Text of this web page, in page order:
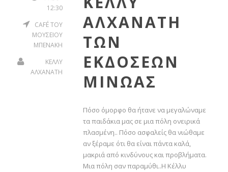
12:30
CAFÉ ΤΟΥ
ΜΟΥΣΕΙΟΥ
ΜΠΕΝΑΚΗ
ΚΕΛΛΥ
ΑΛΧΑΝΑΤΗ
ΑΛΧΑΝΑΤΗ
ΤΩΝ
ΕΚΔΟΣΕΩΝ
ΜΙΝΩΑΣ
Πόσο όμορφο θα ήτανε να μεγαλώναμε
τα παιδάκια μας σε μια πόλη ονειρικά
πλασμένη.. Πόσο ασφαλείς θα νιώθαμε
αν ξέραμε ότι θα είναι πάντα καλά,
μακριά από κινδύνους και προβλήματα.
Μια πόλη σαν παραμύθι..Η Κέλλυ